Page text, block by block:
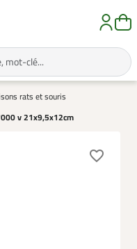
rats et souris
v 21x9,5x12cm
favorite_border